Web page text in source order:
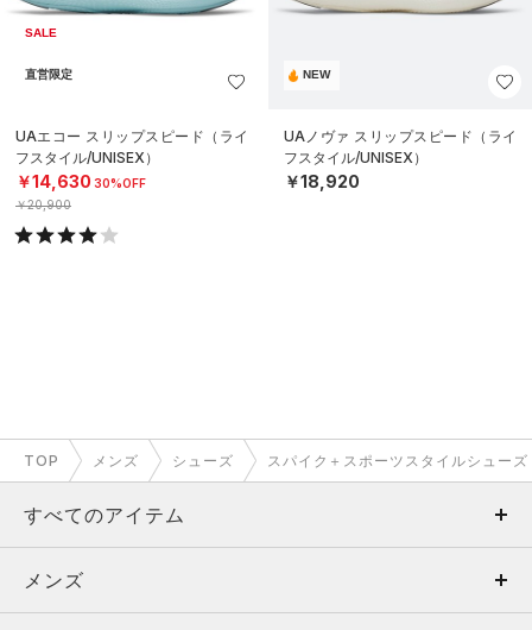
SALE
直営限定
UAエコー スリップスピード（ライ
フスタイル/UNISEX）
￥14,630 30%OFF
￥20,900
NEW
UAノヴァ スリップスピード（ライ
フスタイル/UNISEX）
￥18,920
TOP メンズ シューズ スパイク＋スポーツスタイルシューズ
すべてのアイテム
メンズ
メンズ